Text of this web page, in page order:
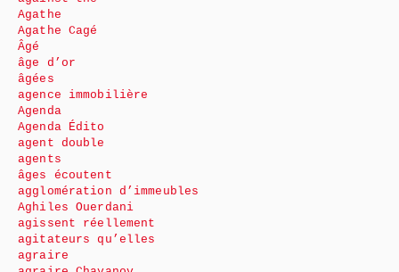
Agathe
Agathe Cagé
Âgé
âge d’or
âgées
agence immobilière
Agenda
Agenda Édito
agent double
agents
âges écoutent
agglomération d’immeubles
Aghiles Ouerdani
agissent réellement
agitateurs qu’elles
agraire